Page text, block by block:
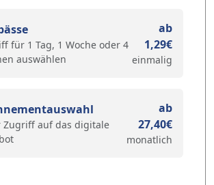
für 1 Tag, 1 Woche oder 4
auswählen
ab
1,29€
einmalig
Zugriff auf das digitale
ab
27,40€
monatlich